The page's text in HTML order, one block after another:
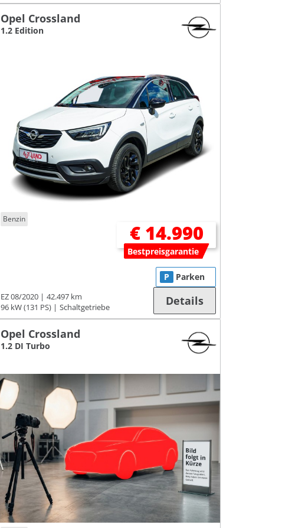
Opel Crossland
1.2 Edition
Benzin
€ 14.990
Bestpreisgarantie
EZ 08/2020
42.497 km
96 kW (131 PS)
Schaltgetriebe
P Parken
Details
Opel Crossland
1.2 DI Turbo